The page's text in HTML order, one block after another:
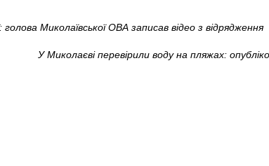
Миколаївської ОВА записав відео з відрядження
У Миколаєві перевірили воду на пляжах: